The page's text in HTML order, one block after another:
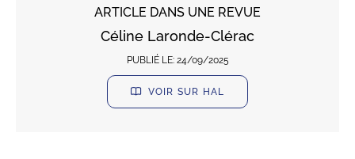
ARTICLE DANS UNE REVUE
Céline Laronde-Clérac
PUBLIÉ LE: 24/09/2025
VOIR SUR HAL